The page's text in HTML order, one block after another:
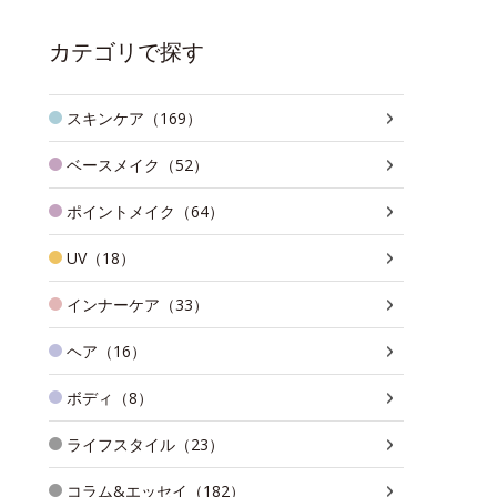
カテゴリで探す
スキンケア（169）
ベースメイク（52）
ポイントメイク（64）
UV（18）
インナーケア（33）
ヘア（16）
ボディ（8）
ライフスタイル（23）
コラム&エッセイ（182）